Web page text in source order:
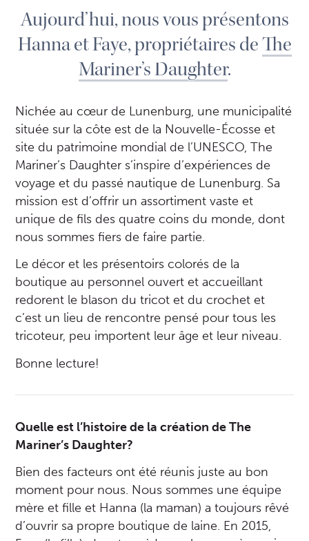
Aujourd’hui, nous vous présentons
Hanna et Faye, propriétaires deThe
Mariner’s Daughter.
Nichée au cœur de Lunenburg, une municipalité
située sur la côte est de la Nouvelle-Écosse et
site du patrimoine mondial de l’UNESCO, The
Mariner’s Daughter s’inspire d’expériences de
voyage et du passé nautique de Lunenburg. Sa
mission est d’offrir un assortiment vaste et
unique de fils des quatre coins du monde, dont
nous sommes fiers de faire partie.
Le décor et les présentoirs colorés de la
boutique au personnel ouvert et accueillant
redorent le blason du tricot et du crochet et
c’est un lieu de rencontre pensé pour tous les
tricoteur, peu importent leur âge et leur niveau.
Bonne lecture!
Quelle est l’histoire de la création de The
Mariner’s Daughter?
Bien des facteurs ont été réunis juste au bon
moment pour nous. Nous sommes une équipe
mère et fille et Hanna (la maman) a toujours rêvé
d’ouvrir sa propre boutique de laine. En 2015,